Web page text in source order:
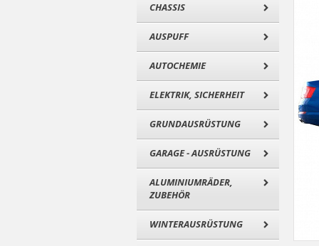
CHASSIS
AUSPUFF
AUTOCHEMIE
ELEKTRIK, SICHERHEIT
GRUNDAUSRÜSTUNG
GARAGE - AUSRÜSTUNG
ALUMINIUMRÄDER,
ZUBEHÖR
WINTERAUSRÜSTUNG